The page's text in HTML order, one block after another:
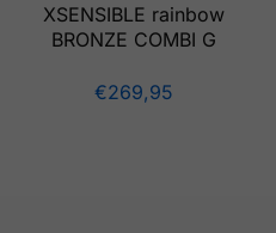
XSENSIBLE rainbow
BRONZE COMBI G
€269,95